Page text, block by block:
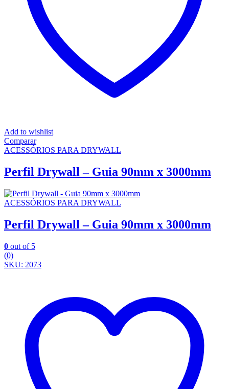
Add to wishlist
Comparar
ACESSÓRIOS PARA DRYWALL
Perfil Drywall – Guia 90mm x 3000mm
ACESSÓRIOS PARA DRYWALL
Perfil Drywall – Guia 90mm x 3000mm
0 out of 5
(0)
SKU: 2073